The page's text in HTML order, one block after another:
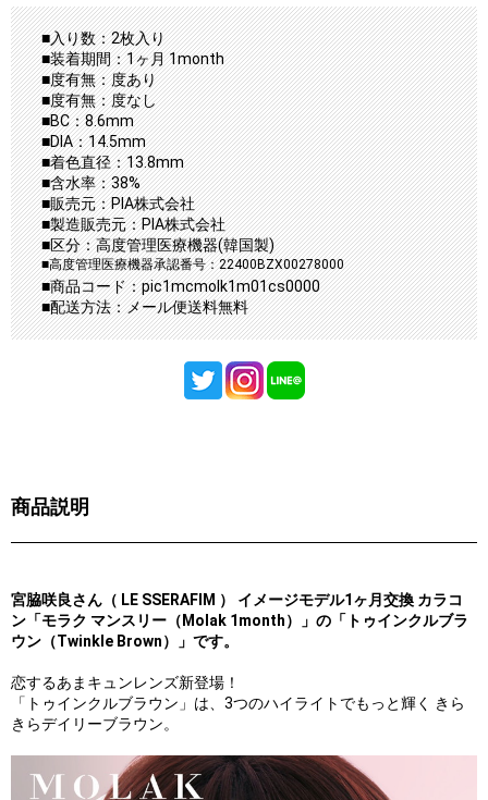
■入り数：2枚入り
■装着期間：1ヶ月 1month
■度有無：度あり
■度有無：度なし
■BC：8.6mm
■DIA：14.5mm
■着色直径：13.8mm
■含水率：38%
■販売元：PIA株式会社
■製造販売元：PIA株式会社
■区分：高度管理医療機器(韓国製)
■高度管理医療機器承認番号：22400BZX00278000
■商品コード：pic1mcmolk1m01cs0000
■配送方法：メール便送料無料
商品説明
宮脇咲良さん（ LE SSERAFIM ） イメージモデル1ヶ月交換 カラコ
ン「モラク マンスリー（Molak 1month）」の「トゥインクルブラ
ウン（Twinkle Brown）」です。
恋するあまキュンレンズ新登場！
「トゥインクルブラウン」は、3つのハイライトでもっと輝く きら
きらデイリーブラウン。